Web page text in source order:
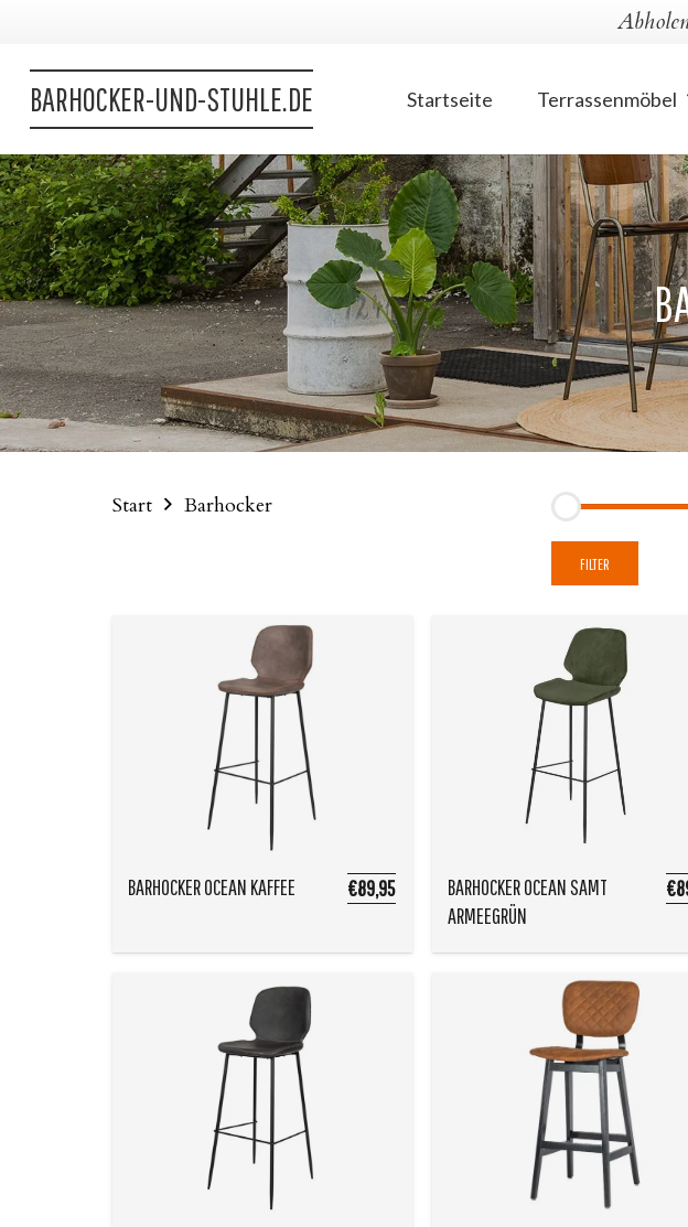
BARHOCKER-UND-STUHLE.DE Startseite Terrassenmöbel
Start
Barhocker
FILTER
BARHOCKER OCEAN KAFFEE €89,95
BARHOCKER OCEAN SAMT
ARMEEGRÜN